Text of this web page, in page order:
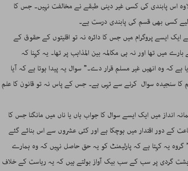
اس پابندی کی کسی غیر دینی طبقے نے مخالفت نہیں۔ جس کا
لیے کسی بھی قسم کی پابندی درست ہے۔
ایسے پروگرام میں جس کا دائرہ نہ تو اقلیتوں کے حقوق کے
میں تھا اور نہ ہی مکالمہ بین المذاہب پر تھا۔ یہ کہنا کہ
وہ انھیں غیر مسلم قرار دے۔” سوال یہ پیدا ہوتا ہے کہ آیا
سنجیدہ سوال کرنے سے تہی ہے۔ جس کے پاس نہ تو قانون کا علم
انداز میں ایک ایسے سوال کا جواب ہاں یا ناں میں مانگنا جس کا
کے دور اقتدار میں ہوچکا ہے اور کئی عشروں سے اس بنائے گئے
یہ کہتا ہے کہ پارلیمنٹ کو یہ حق حاصل نہیں کہ وہ ہمارے
گردی پر سب کے سب بیک آواز بولتے ہیں کہ یہ ریاست کے خلاف